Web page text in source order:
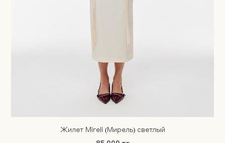
Жилет Mirell (Мирель) светлый